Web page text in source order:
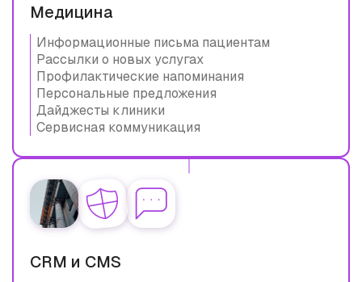
Медицина
Информационные письма пациентам
Рассылки о новых услугах
Профилактические напоминания
Персональные предложения
Дайджесты клиники
Сервисная коммуникация
CRM и CMS